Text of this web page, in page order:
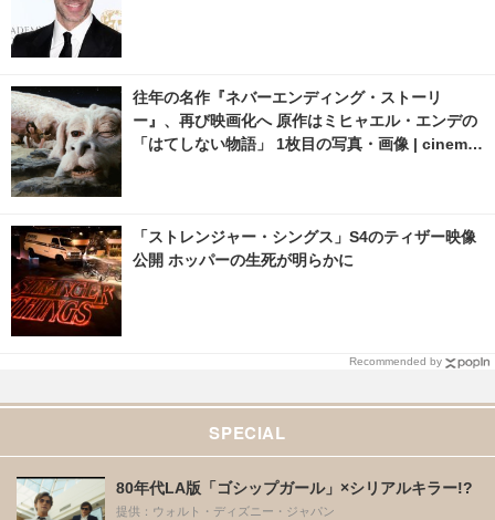
往年の名作『ネバーエンディング・ストーリ
ー』、再び映画化へ 原作はミヒャエル・エンデの
「はてしない物語」 1枚目の写真・画像 | cinema
「ストレンジャー・シングス」S4のティザー映像
公開 ホッパーの生死が明らかに
Recommended by
SPECIAL
80年代LA版「ゴシップガール」×シリアルキラー!?
提供：ウォルト・ディズニー・ジャパン